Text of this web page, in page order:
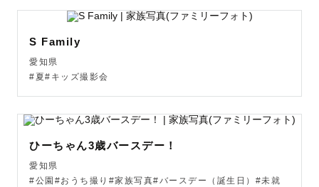
心掛けて撮影させていただきます♩
動物さん大好きなのでペット撮影も可能です🐶
お写真の仕上がりは
《優しく淡い絵本のような世界観》が得意ですが
ゲスト様のご希望に合わせて、かっこよくシックな雰囲気
どんな雰囲気がお好きかもお伺いしますので、遠慮なくリ
クエストしてください😌
S Family
愛知県
#夏#キッズ撮影会
ひーちゃん3歳バースデー！
愛知県
#公園#おうち撮り#家族写真#バースデー（誕生日）#未就